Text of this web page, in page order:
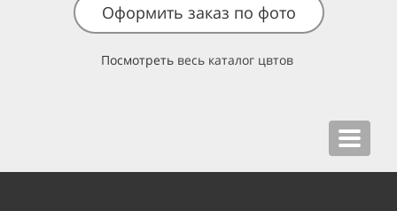
Оформить заказ по фото
Посмотреть весь каталог цвтов
Toggle